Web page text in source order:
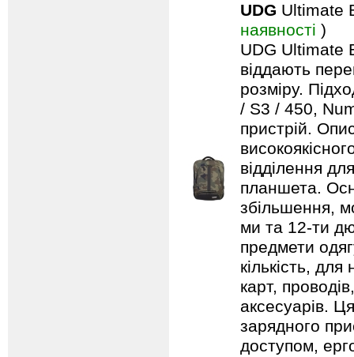
UDG Ultimate
наявності )
UDG Ultimate
віддають
розміру.
/ S3 / 450,
пристрій.
відділення
планшета.
збільшення,
ми та 12-ти
предмети
кількість,
карт,
аксесуарів.
зарядного
доступом,